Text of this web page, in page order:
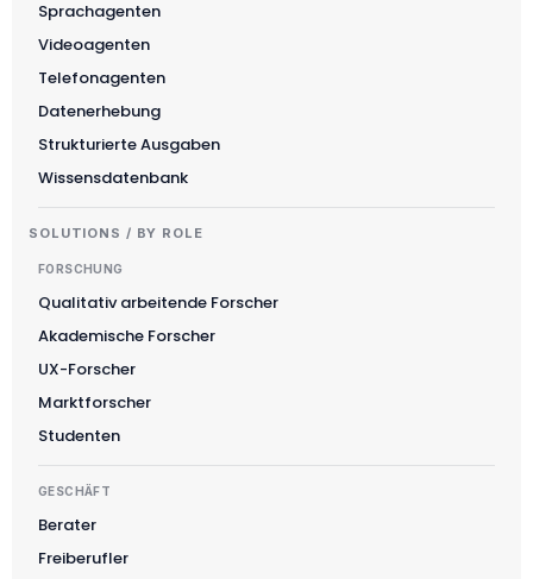
Sprachagenten
Videoagenten
Telefonagenten
Datenerhebung
Strukturierte Ausgaben
Wissensdatenbank
SOLUTIONS / BY ROLE
FORSCHUNG
Qualitativ arbeitende Forscher
Akademische Forscher
UX-Forscher
Marktforscher
Studenten
GESCHÄFT
Berater
Freiberufler